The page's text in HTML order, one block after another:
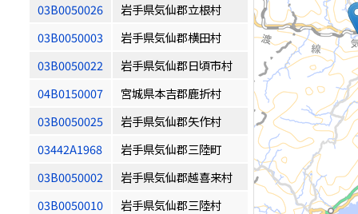
03B0050026
岩手県気仙郡立根村
03B0050003
岩手県気仙郡横田村
03B0050022
岩手県気仙郡日頃市村
04B0150007
宮城県本吉郡鹿折村
03B0050025
岩手県気仙郡矢作村
03442A1968
岩手県気仙郡三陸町
03B0050002
岩手県気仙郡越喜来村
03B0050010
岩手県気仙郡三陸村